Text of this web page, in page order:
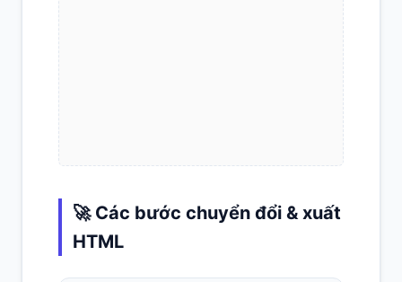
🚀 Các bước chuyển đổi & xuất
HTML